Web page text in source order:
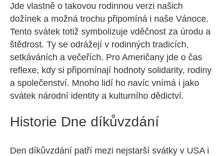
Jde vlastně o takovou rodinnou verzi našich
dožínek a možná trochu připomíná i naše Vánoce.
Tento svátek totiž symbolizuje vděčnost za úrodu a
štědrost. Ty se odrážejí v rodinných tradicích,
setkáváních a večeřích. Pro Američany jde o čas
reflexe, kdy si připomínají hodnoty solidarity, rodiny
a společenství. Mnoho lidí ho navíc vnímá i jako
svátek národní identity a kulturního dědictví.
Historie Dne díkůvzdání
Den díkůvzdání patří mezi nejstarší svátky v USA i